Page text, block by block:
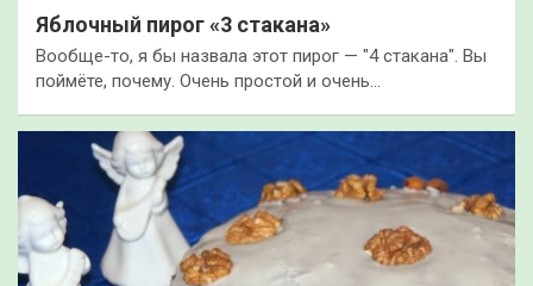
Яблочный пирог «3 стакана»
Вообще-то, я бы назвала этот пирог — "4 стакана". Вы
поймёте, почему. Очень простой и очень…